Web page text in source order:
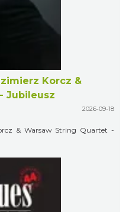
Korcz &
Jubileusz
2026-09-18
& Warsaw String Quartet -